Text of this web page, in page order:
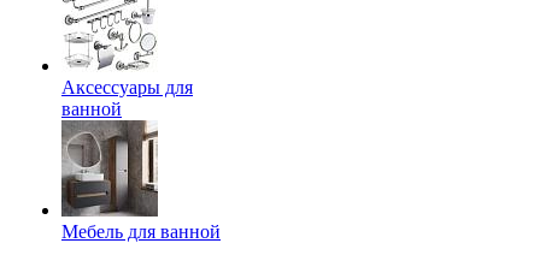
Аксессуары для
ванной
Мебель для ванной